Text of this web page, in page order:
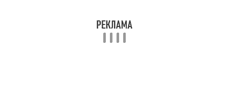
Пудра для контуринга